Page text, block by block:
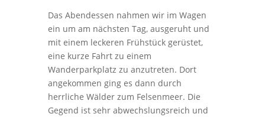
Das Abendessen nahmen wir im Wagen
ein um am nächsten Tag, ausgeruht und
mit einem leckeren Frühstück gerüstet,
eine kurze Fahrt zu einem
Wanderparkplatz zu anzutreten. Dort
angekommen ging es dann durch
herrliche Wälder zum Felsenmeer. Die
Gegend ist sehr abwechslungsreich und